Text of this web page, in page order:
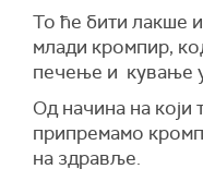
То ће бити лакше
млади кромпир,
печење и кување
Од начина на који
припремамо
на здравље.